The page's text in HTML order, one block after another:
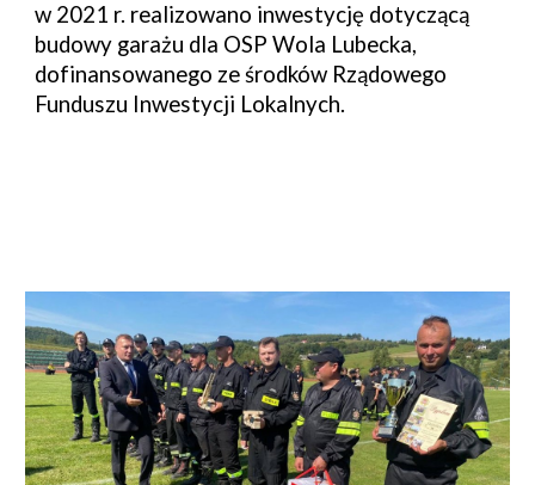
w 2021 r. realizowano inwestycję dotyczącą
budowy garażu dla OSP Wola Lubecka,
dofinansowanego ze środków Rządowego
Funduszu Inwestycji Lokalnych.